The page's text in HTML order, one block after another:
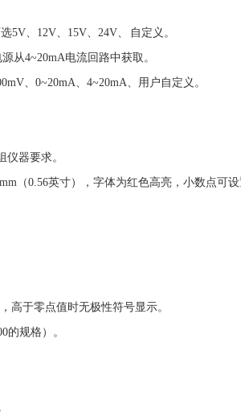
5V、12V、15V、24V、 自定义。
从4~20mA电流回路中获取。
、0~20mA、4~20mA、用户自定义。
仪器要求。
（0.56英寸），字体为红色高亮，小数点可设
高于零点值时无极性符号显示。
的规格）。